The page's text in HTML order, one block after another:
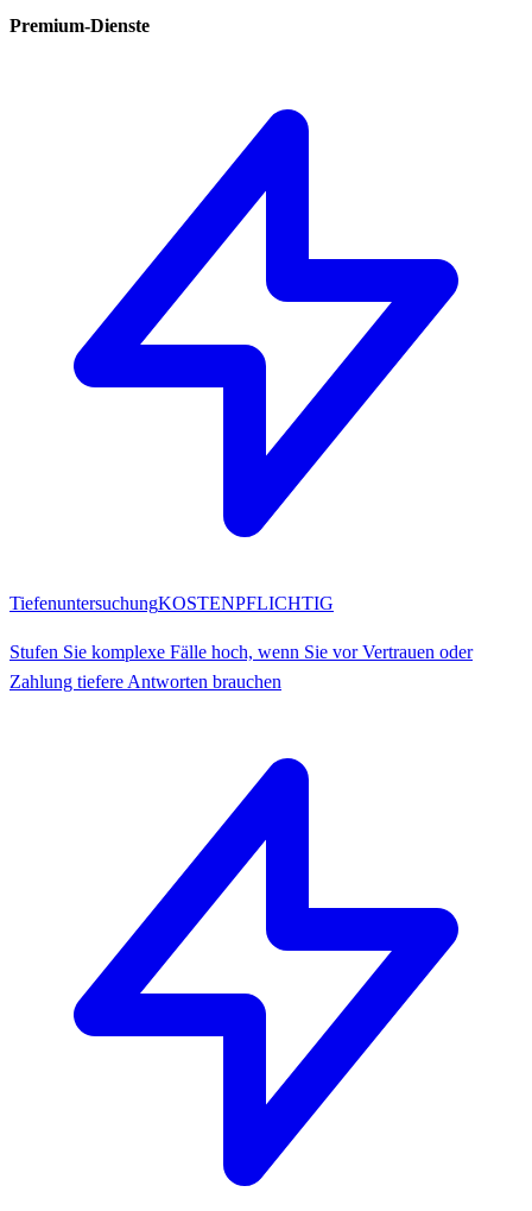
Premium-Dienste
TiefenuntersuchungKOSTENPFLICHTIG
Stufen Sie komplexe Fälle hoch, wenn Sie vor Vertrauen oder
Zahlung tiefere Antworten brauchen